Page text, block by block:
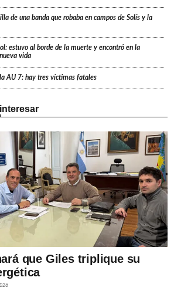
de una banda que robaba en campos de Solís y la
estuvo al borde de la muerte y encontró en la
vida
AU 7: hay tres víctimas fatales
que Giles triplique su